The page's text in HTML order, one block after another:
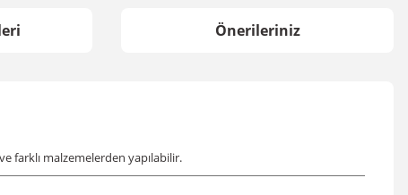
Önerileriniz
farklı malzemelerden yapılabilir.